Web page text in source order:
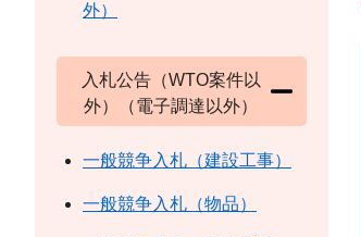
外）
入札公告（WTO案件以
外）（電子調達以外）
一般競争入札（建設工事）
一般競争入札（物品）